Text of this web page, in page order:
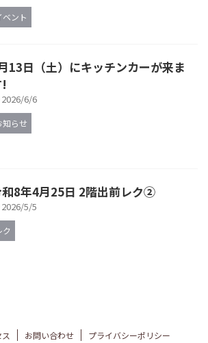
ベント
13日（土）にキッチンカーが来ま
2026/6/6
知らせ
8年4月25日 2階出前レク②
2026/5/5
ク
お問い合わせ プライバシーポリシー